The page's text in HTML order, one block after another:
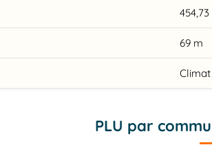
69 m
PLU par